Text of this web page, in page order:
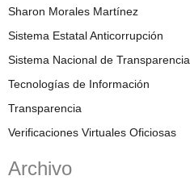
Sharon Morales Martínez
Sistema Estatal Anticorrupción
Sistema Nacional de Transparencia
Tecnologías de Información
Transparencia
Verificaciones Virtuales Oficiosas
Archivo